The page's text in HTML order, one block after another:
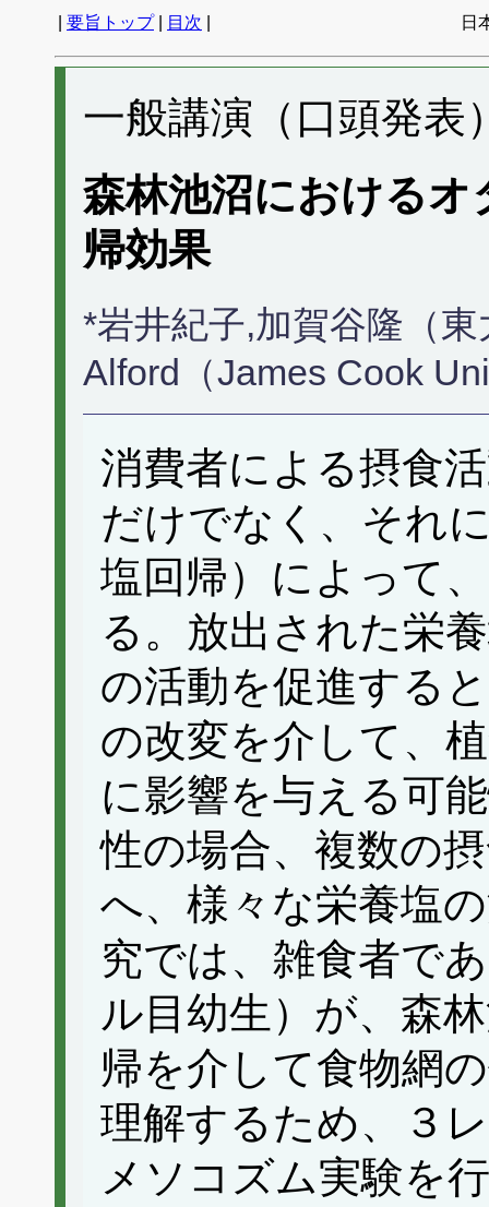
要旨トップ| 目次 日
一般講演（口頭発表
森林池沼における
帰効果
*岩井紀子,加賀谷隆（
Alford（James Cook
消費者による摂食
だけでなく、それ
塩回帰）によって
る。放出された栄
の活動を促進する
の改変を介して、
に影響を与える可
性の場合、複数の
へ、様々な栄養塩
究では、雑食者で
ル目幼生）が、森
帰を介して食物網
理解するため、３
メソコズム実験を